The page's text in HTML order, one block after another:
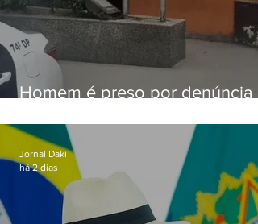
Homem é preso por denúncia
Alcântara
Jornal Daki
há 2 dias